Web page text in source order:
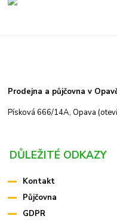
Prodejna a půjčovna v
Písková 666/14A, Opava
DŮLEŽITÉ ODKAZY
Kontakt
Půjčovna
GDPR